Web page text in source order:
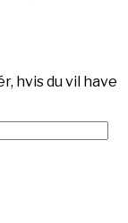
hvis du vil have